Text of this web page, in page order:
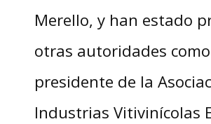
Merello, y han estado
otras autoridades
presidente de la
Industrias Vitivinícolas